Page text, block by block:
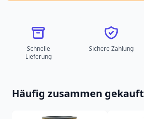
Schnelle
Lieferung
Sichere Zahlung
Häufig zusammen gekauft